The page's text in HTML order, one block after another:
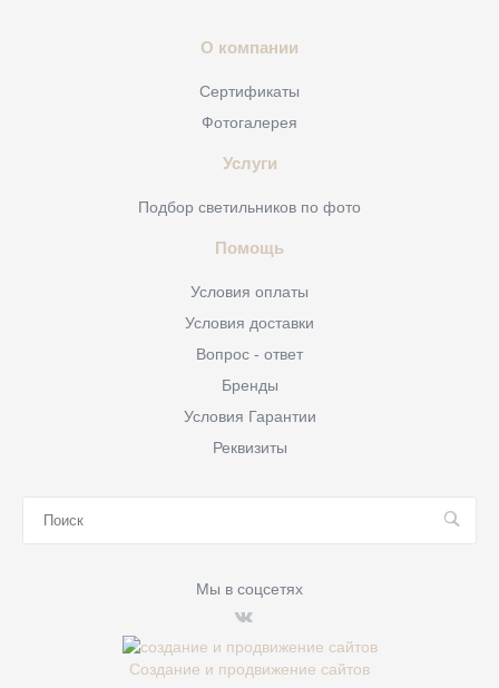
О компании
Сертификаты
Фотогалерея
Услуги
Подбор светильников по фото
Помощь
Условия оплаты
Условия доставки
Вопрос - ответ
Бренды
Условия Гарантии
Реквизиты
Мы в соцсетях
Создание и продвижение сайтов